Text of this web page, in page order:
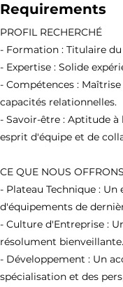
Requirements
PROFIL RECHERCHÉ
- Formation : Titulaire
- Expertise : Solide
- Compétences :
capacités relationnelles.
- Savoir-être : Aptitude
esprit d'équipe et de
CE QUE NOUS OFFRONS
- Plateau Technique :
d'équipements de
- Culture d'Entreprise :
résolument bienveillante.
- Développement : Un
spécialisation et des